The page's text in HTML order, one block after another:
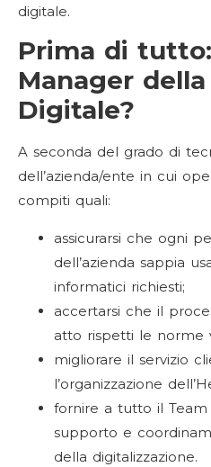
digitale.
Prima di
Manager
Digitale?
A seconda del grado di
dell’azienda/ente in cui
compiti quali:
assicurarsi che ogni
dell’azienda sappia
informatici richiesti;
accertarsi che il
atto rispetti le norme
migliorare il servizio
l’organizzazione
fornire a tutto il Team
supporto e
della digitalizzazione.